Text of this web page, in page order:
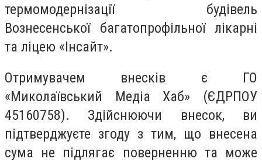
термомодернізації будівель
Вознесенської багатопрофільної лікарні
та ліцею «Інсайт».
Отримувачем внесків є ГО
«Миколаївський Медіа Хаб» (ЄДРПОУ
45160758). Здійснюючи внесок, ви
підтверджуєте згоду з тим, що внесена
сума не підлягає поверненню та може